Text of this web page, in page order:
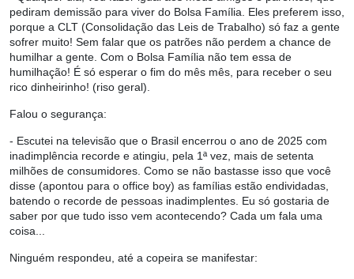
pediram demissão para viver do Bolsa Família. Eles preferem isso,
porque a CLT (Consolidação das Leis de Trabalho) só faz a gente
sofrer muito! Sem falar que os patrões não perdem a chance de
humilhar a gente. Com o Bolsa Família não tem essa de
humilhação! É só esperar o fim do mês mês, para receber o seu
rico dinheirinho! (riso geral).
Falou o segurança:
- Escutei na televisão que o Brasil encerrou o ano de 2025 com
inadimplência recorde e atingiu, pela 1ª vez, mais de setenta
milhões de consumidores. Como se não bastasse isso que você
disse (apontou para o office boy) as famílias estão endividadas,
batendo o recorde de pessoas inadimplentes. Eu só gostaria de
saber por que tudo isso vem acontecendo? Cada um fala uma
coisa...
Ninguém respondeu, até a copeira se manifestar: